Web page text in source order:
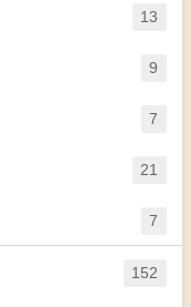
13
9
7
21
7
152